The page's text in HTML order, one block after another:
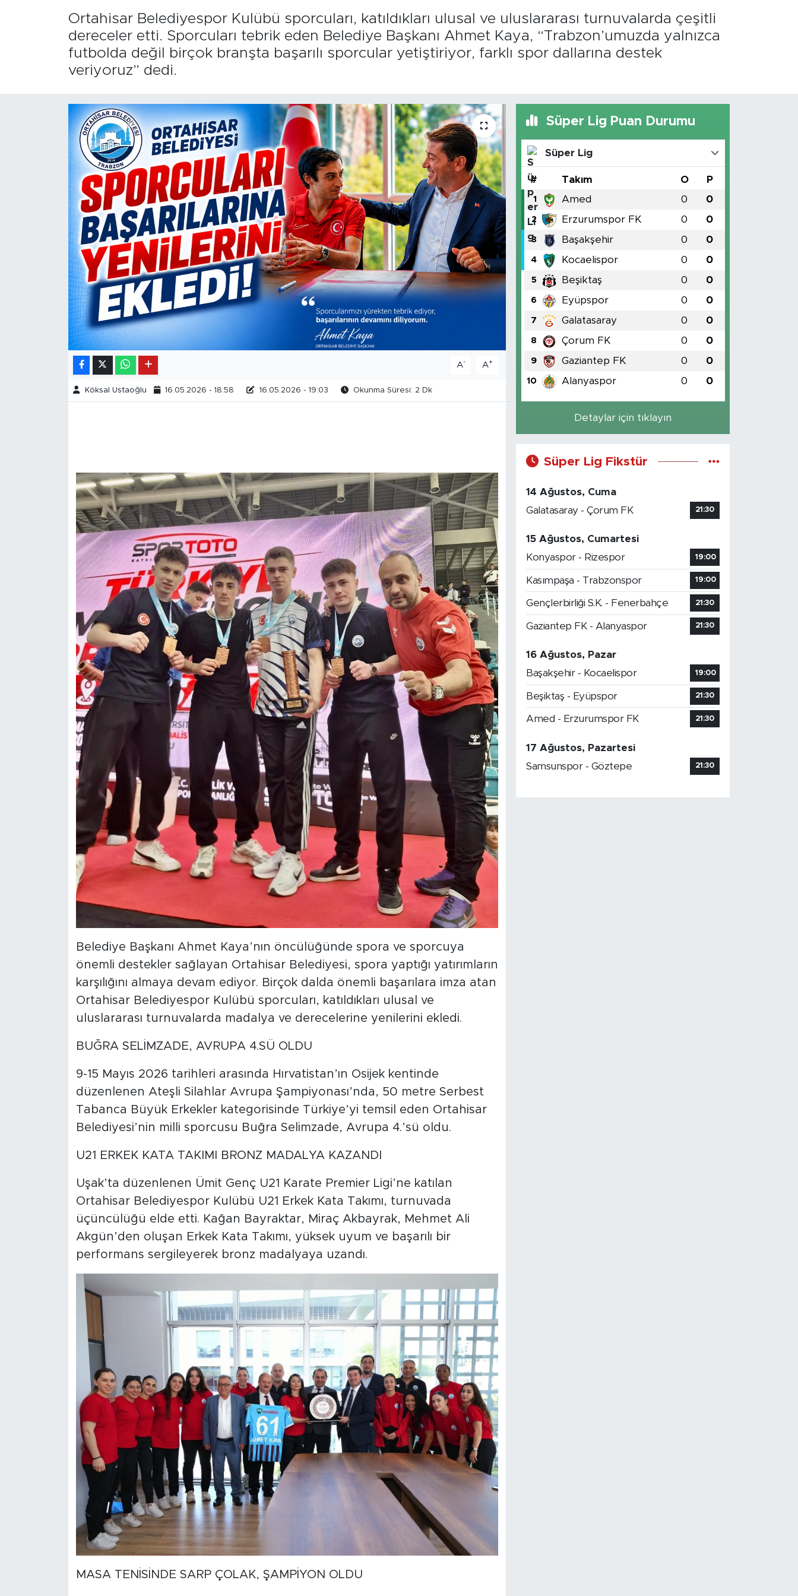
Ortahisar Belediyespor Kulübü sporcuları, katıldıkları ulusal ve uluslararası turnuvalarda çeşitli
dereceler etti. Sporcuları tebrik eden Belediye Başkanı Ahmet Kaya, “Trabzon’umuzda yalnızca
futbolda değil birçok branşta başarılı sporcular yetiştiriyor, farklı spor dallarına destek
veriyoruz” dedi.
A- A+
Köksal Ustaoğlu 16.05.2026 - 18:58 16.05.2026 - 19:03 Okunma Süresi: 2 Dk
Belediye Başkanı Ahmet Kaya’nın öncülüğünde spora ve sporcuya
önemli destekler sağlayan Ortahisar Belediyesi, spora yaptığı yatırımların
karşılığını almaya devam ediyor. Birçok dalda önemli başarılara imza atan
Ortahisar Belediyespor Kulübü sporcuları, katıldıkları ulusal ve
uluslararası turnuvalarda madalya ve derecelerine yenilerini ekledi.
BUĞRA SELİMZADE, AVRUPA 4.SÜ OLDU
9-15 Mayıs 2026 tarihleri arasında Hırvatistan’ın Osijek kentinde
düzenlenen Ateşli Silahlar Avrupa Şampiyonası’nda, 50 metre Serbest
Tabanca Büyük Erkekler kategorisinde Türkiye’yi temsil eden Ortahisar
Belediyesi’nin milli sporcusu Buğra Selimzade, Avrupa 4.’sü oldu.
U21 ERKEK KATA TAKIMI BRONZ MADALYA KAZANDI
Uşak’ta düzenlenen Ümit Genç U21 Karate Premier Ligi’ne katılan
Ortahisar Belediyespor Kulübü U21 Erkek Kata Takımı, turnuvada
üçüncülüğü elde etti. Kağan Bayraktar, Miraç Akbayrak, Mehmet Ali
Akgün’den oluşan Erkek Kata Takımı, yüksek uyum ve başarılı bir
performans sergileyerek bronz madalyaya uzandı.
MASA TENİSİNDE SARP ÇOLAK, ŞAMPİYON OLDU
Süper Lig Puan Durumu
Süper Lig
# Takım O P
1 Amed 0 0
2 Erzurumspor FK 0 0
3 Başakşehir 0 0
4 Kocaelispor 0 0
5 Beşiktaş 0 0
6 Eyüpspor 0 0
7 Galatasaray 0 0
8 Çorum FK 0 0
9 Gaziantep FK 0 0
10 Alanyaspor 0 0
Detaylar için tıklayın
Süper Lig Fikstür
14 Ağustos, Cuma
Galatasaray - Çorum FK
21:30
15 Ağustos, Cumartesi
Konyaspor - Rizespor
19:00
Kasımpaşa - Trabzonspor 19:00
Gençlerbirliği S.K. - Fenerbahçe 21:30
Gaziantep FK - Alanyaspor 21:30
16 Ağustos, Pazar
Başakşehir - Kocaelispor
19:00
Beşiktaş - Eyüpspor 21:30
Amed - Erzurumspor FK 21:30
17 Ağustos, Pazartesi
Samsunspor - Göztepe
21:30